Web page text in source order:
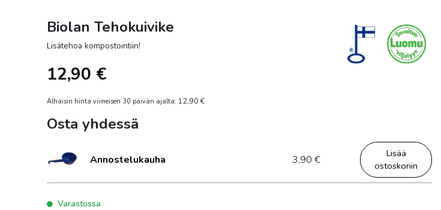
Biolan Tehokuivike
Lisätehoa kompostointiin!
12,90 €
Alhaisin hinta viimeisen 30 päivän ajalta: 12,90€
Osta yhdessä
Annostelukauha 3,90€
Lisää
ostoskoriin
Varastossa